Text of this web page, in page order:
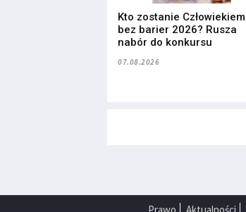
Kto zostanie Człowiekiem
bez barier 2026? Rusza
nabór do konkursu
07.08.2026
Prawo Aktualności